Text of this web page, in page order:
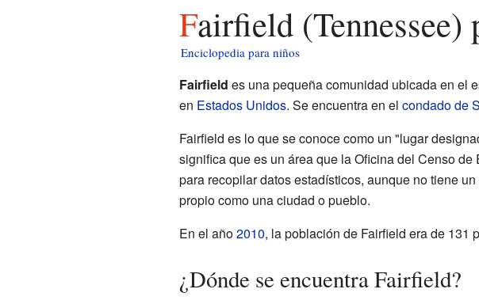
Fairfield
Enciclopedia para niños
Fairfield es una pequeña comunidad ubicada en el
en Estados Unidos. Se encuentra en el condado de
Fairfield es lo que se conoce como un "lugar
significa que es un área que la Oficina del Censo de
para recopilar datos estadísticos, aunque no tiene
propio como una ciudad o pueblo.
En el año2010, la población de Fairfield era de 131
¿Dónde se encuentra Fairfield?